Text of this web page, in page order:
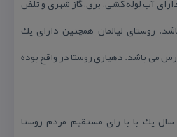
روستای لیالمان همچنین دارای یك
می باشد. دهیاری روستا در واقع بوده
یك با با رای مستقیم مردم روستا